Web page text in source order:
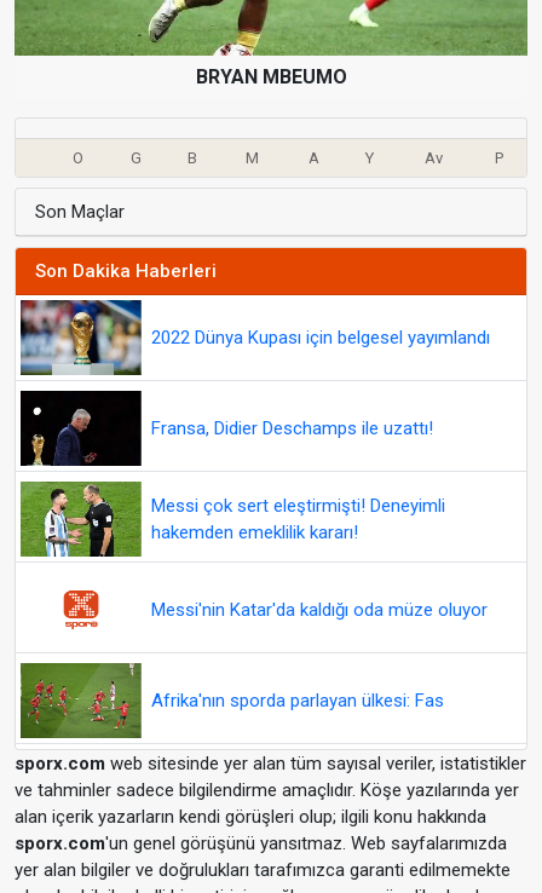
BRYAN MBEUMO
O G B M A Y Av P
Son Maçlar
Son Dakika Haberleri
2022 Dünya Kupası için belgesel yayımlandı
Fransa, Didier Deschamps ile uzattı!
Messi çok sert eleştirmişti! Deneyimli
hakemden emeklilik kararı!
Messi'nin Katar'da kaldığı oda müze oluyor
Afrika'nın sporda parlayan ülkesi: Fas
sporx.com web sitesinde yer alan tüm sayısal veriler, istatistikler
ve tahminler sadece bilgilendirme amaçlıdır. Köşe yazılarında yer
alan içerik yazarların kendi görüşleri olup; ilgili konu hakkında
sporx.com'un genel görüşünü yansıtmaz. Web sayfalarımızda
yer alan bilgiler ve doğrulukları tarafımızca garanti edilmemekte